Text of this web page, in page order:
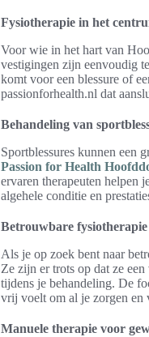
Fysiotherapie in het
Voor wie in het hart van
vestigingen zijn eenvoudig
komt voor een blessure of
passionforhealth.nl dat
Behandeling van
Sportblessures kunnen een
Passion for Health
ervaren therapeuten helpen
algehele conditie en
Betrouwbare
Als je op zoek bent naar
Ze zijn er trots op dat ze
tijdens je behandeling. De
vrij voelt om al je zorgen en
Manuele therapie voor